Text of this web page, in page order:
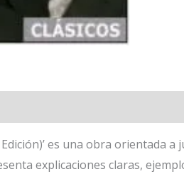
es una obra orientada
explicaciones claras,